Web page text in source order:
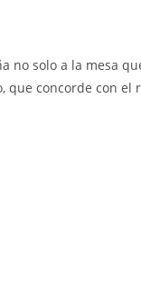
no solo a la mesa
concorde con